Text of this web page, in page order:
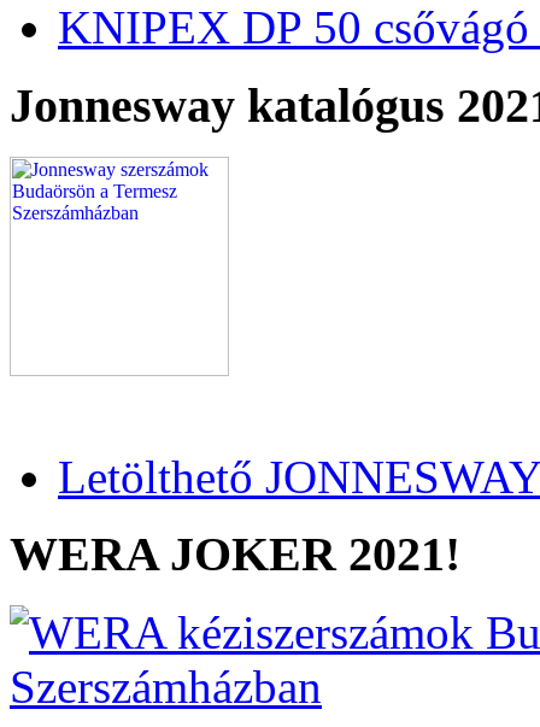
KNIPEX DP 50
Jonnesway katalógus
Letölthető
WERA JOKER 2021!